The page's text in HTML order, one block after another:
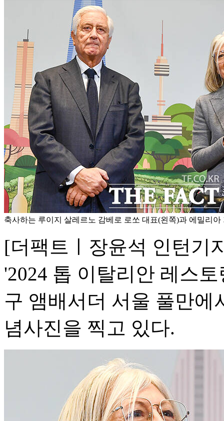
축사하는 루이지 살레르노 감베로 로쏘 대표(왼쪽)과 에밀리
[더팩트ㅣ장윤석 인턴기
'2024 톱 이탈리안 레스
구 앰배서더 서울 풀만에
념사진을 찍고 있다.